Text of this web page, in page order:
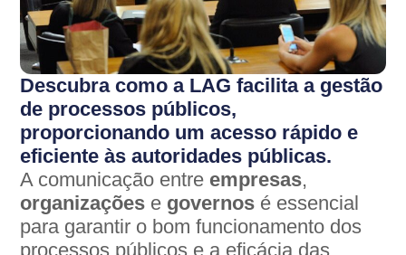
Descubra como a LAG facilita a gestão
de processos públicos,
proporcionando um acesso rápido e
eficiente às autoridades públicas.
A comunicação entre empresas,
organizações e governos é essencial
para garantir o bom funcionamento dos
processos públicos e a eficácia das